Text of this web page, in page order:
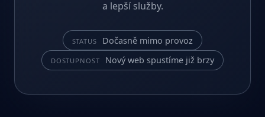
a lepší služby.
STATUS Dočasně mimo provoz
DOSTUPNOST Nový web spustíme již brzy